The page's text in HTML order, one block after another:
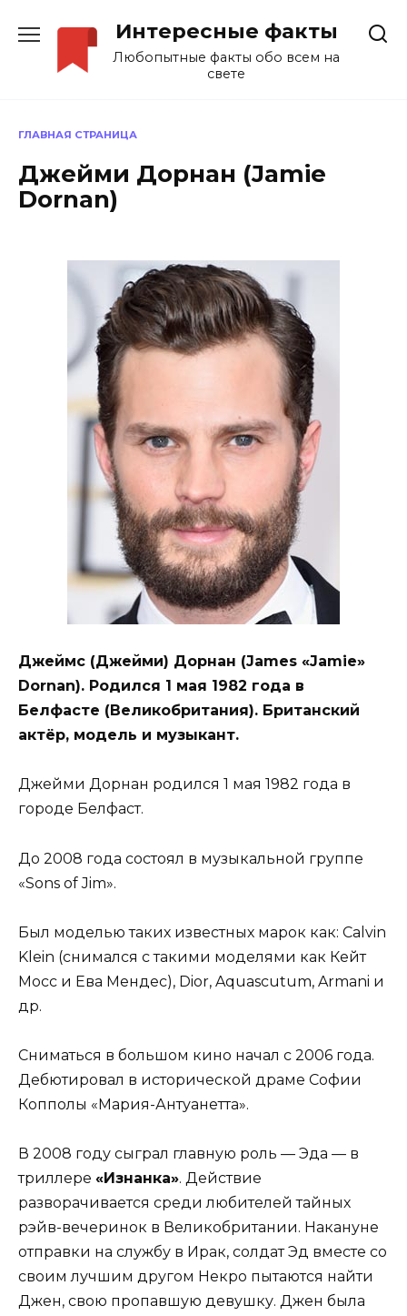
содержанию
Интересные факты
Любопытные факты обо всем на
свете
ГЛАВНАЯ СТРАНИЦА
Джейми Дорнан (Jamie
Dornan)
Джеймс (Джейми) Дорнан (James «Jamie»
Dornan). Родился 1 мая 1982 года в
Белфасте (Великобритания). Британский
актёр, модель и музыкант.
Джейми Дорнан родился 1 мая 1982 года в
городе Белфаст.
До 2008 года состоял в музыкальной группе
«Sons of Jim».
Был моделью таких известных марок как: Calvin
Klein (снимался с такими моделями как Кейт
Мосс и Ева Мендес), Dior, Aquascutum, Armani и
др.
Сниматься в большом кино начал с 2006 года.
Дебютировал в исторической драме Софии
Копполы «Мария-Антуанетта».
В 2008 году сыграл главную роль — Эда — в
триллере «Изнанка». Действие
разворачивается среди любителей тайных
рэйв-вечеринок в Великобритании. Накануне
отправки на службу в Ирак, солдат Эд вместе со
своим лучшим другом Некро пытаются найти
Джен, свою пропавшую девушку. Джен была